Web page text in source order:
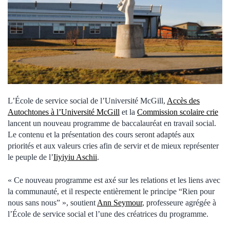
L’École de service social de l’Université McGill, Accès des
Autochtones à l’Université McGill et la Commission scolaire crie
lancent un nouveau programme de baccalauréat en travail social.
Le contenu et la présentation des cours seront adaptés aux
priorités et aux valeurs cries afin de servir et de mieux représenter
le peuple de l’Iiyiyiu Aschii.
« Ce nouveau programme est axé sur les relations et les liens avec
la communauté, et il respecte entièrement le principe “Rien pour
nous sans nous” », soutient Ann Seymour, professeure agrégée à
l’École de service social et l’une des créatrices du programme.